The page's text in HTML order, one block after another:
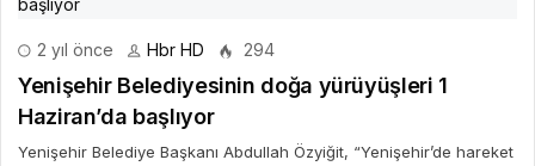
2 yıl önce Hbr HD 294
Yenişehir Belediyesinin doğa yürüyüşleri 1
Haziran’da başlıyor
Yenişehir Belediye Başkanı Abdullah Özyiğit, “Yenişehir’de hareket